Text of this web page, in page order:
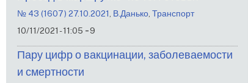
№ 43 (1607) 27.10.2021 В.Данько Транспорт
10/11/2021 - 11:05 -9
Пару цифр о вакцинации, заболеваемости
и смертности